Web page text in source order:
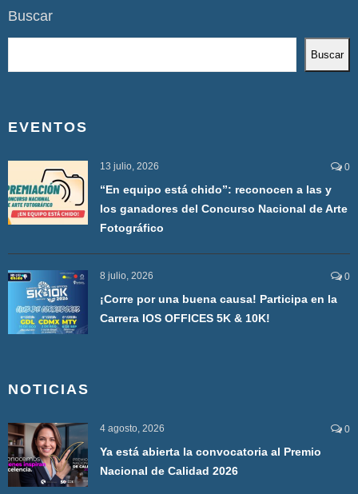
Buscar
Buscar
EVENTOS
13 julio, 2026 0
“En equipo está chido”: reconocen a las y
los ganadores del Concurso Nacional de Arte
Fotográfico
8 julio, 2026 0
¡Corre por una buena causa! Participa en la
Carrera IOS OFFICES 5K & 10K!
NOTICIAS
4 agosto, 2026 0
Ya está abierta la convocatoria al Premio
Nacional de Calidad 2026